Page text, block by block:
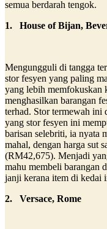
semua berdarah tengok.
1. House of Bijan,
Mengungguli di tangga
stor fesyen yang paling
yang lebih memfokuskan
menghasilkan barangan
terhad. Stor termewah
yang stor fesyen ini
barisan selebriti, ia nyata
mahal, dengan harga sut
(RM42,675). Menjadi
mahu membeli barangan
janji kerana item di kedai
2. Versace, Rome